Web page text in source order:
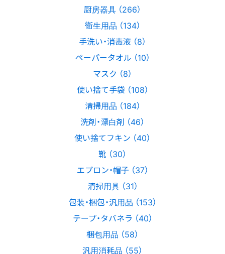
厨房器具 （266）
衛生用品 （134）
手洗い・消毒液 （8）
ペーパータオル （10）
マスク （8）
使い捨て手袋 （108）
清掃用品 （184）
洗剤・漂白剤 （46）
使い捨てフキン （40）
靴 （30）
エプロン・帽子 （37）
清掃用具 （31）
包装・梱包・汎用品 （153）
テープ・タバネラ （40）
梱包用品 （58）
汎用消耗品 （55）